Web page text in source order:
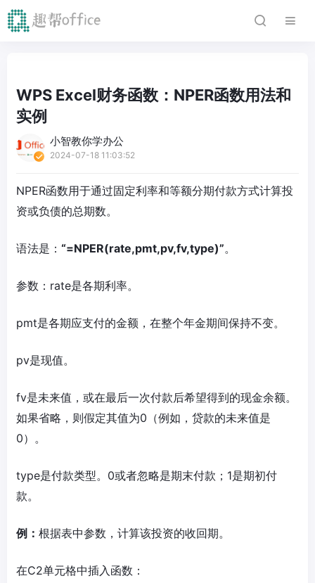
WPS Excel财务函数：NPER函数用法和
实例
小智教你学办公
2024-07-18 11:03:52
NPER函数用于通过固定利率和等额分期付款方式计算投
资或负债的总期数。
语法是： “=NPER(rate,pmt,pv,fv,type)”。
参数：rate是各期利率。
pmt是各期应支付的金额，在整个年金期间保持不变。
pv是现值。
fv是未来值，或在最后一次付款后希望得到的现金余额。
如果省略，则假定其值为0（例如，贷款的未来值是
0）。
type是付款类型。0或者忽略是期末付款；1是期初付
款。
例： 根据表中参数，计算该投资的收回期。
在C2单元格中插入函数：